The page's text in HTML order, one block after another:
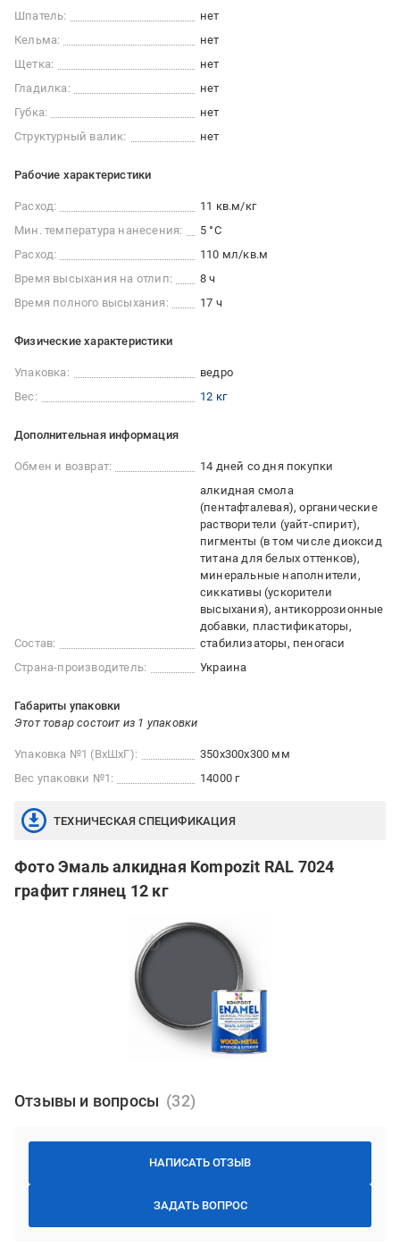
Шпатель:
нет
Кельма:
нет
Щетка:
нет
Гладилка:
нет
Губка:
нет
Структурный валик:
нет
Рабочие характеристики
Расход:
11 кв.м/кг
Мин. температура нанесения:
5 °C
Расход:
110 мл/кв.м
Время высыхания на отлип:
8 ч
Время полного высыхания:
17 ч
Физические характеристики
Упаковка:
ведро
Вес:
12 кг
Дополнительная информация
Обмен и возврат: 14 дней со дня покупки
Состав:
алкидная смола
(пентафталевая), органические
растворители (уайт-спирит),
пигменты (в том числе диоксид
титана для белых оттенков),
минеральные наполнители,
сиккативы (ускорители
высыхания), антикоррозионные
добавки, пластификаторы,
стабилизаторы, пеногаси
Страна-производитель:
Украина
Габариты упаковки
Этот товар состоит из 1 упаковки
Упаковка №1 (ВхШхГ):
350x300x300 мм
Вес упаковки №1:
14000 г
ТЕХНИЧЕСКАЯ СПЕЦИФИКАЦИЯ
Фото Эмаль алкидная Kompozit RAL 7024
графит глянец 12 кг
Отзывы и вопросы
НАПИСАТЬ ОТЗЫВ
ЗАДАТЬ ВОПРОС